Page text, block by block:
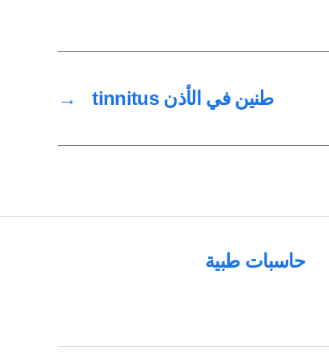
→ طنين في الأذن tinnitus
حاسبات طبية